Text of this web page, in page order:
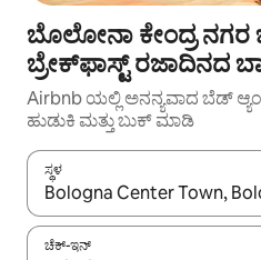
ಬೊಲೋನಾ ಕೇಂದ್ರ
ಬ್ರೇಕ್‌ಫಾಸ್ಟ್‌ ರಜಾದಿನದ
Airbnb ಯಲ್ಲಿ ಅನನ್ಯವಾದ ಬೆಡ್
ಹುಡುಕಿ ಮತ್ತು ಬುಕ್ ಮಾಡಿ
ಸ್ಥಳ
ಫಲಿತಾಂಶಗಳು ಲಭ್ಯವಿರುವಾಗ, ಅಪ್
ಚೆಕ್-ಇನ್